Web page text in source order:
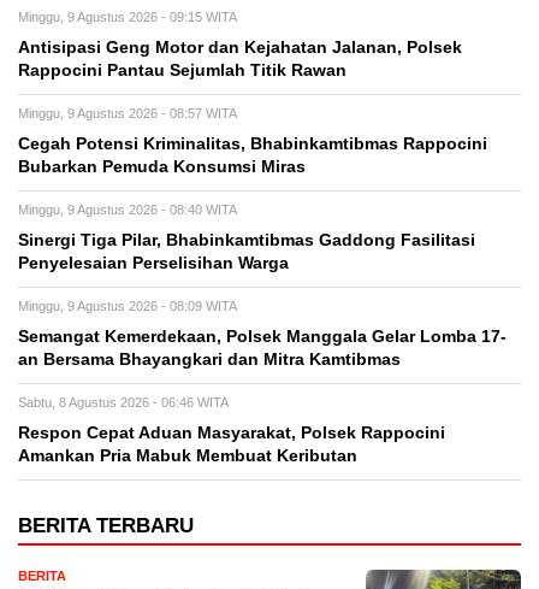
Minggu, 9 Agustus 2026 - 09:15 WITA
Antisipasi Geng Motor dan Kejahatan Jalanan, Polsek
Rappocini Pantau Sejumlah Titik Rawan
Minggu, 9 Agustus 2026 - 08:57 WITA
Cegah Potensi Kriminalitas, Bhabinkamtibmas Rappocini
Bubarkan Pemuda Konsumsi Miras
Minggu, 9 Agustus 2026 - 08:40 WITA
Sinergi Tiga Pilar, Bhabinkamtibmas Gaddong Fasilitasi
Penyelesaian Perselisihan Warga
Minggu, 9 Agustus 2026 - 08:09 WITA
Semangat Kemerdekaan, Polsek Manggala Gelar Lomba 17-
an Bersama Bhayangkari dan Mitra Kamtibmas
Sabtu, 8 Agustus 2026 - 06:46 WITA
Respon Cepat Aduan Masyarakat, Polsek Rappocini
Amankan Pria Mabuk Membuat Keributan
BERITA TERBARU
BERITA